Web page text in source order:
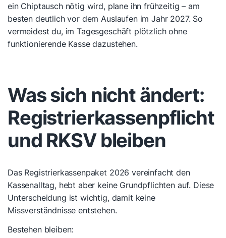
ein Chiptausch nötig wird, plane ihn frühzeitig – am
besten deutlich vor dem Auslaufen im Jahr 2027. So
vermeidest du, im Tagesgeschäft plötzlich ohne
funktionierende Kasse dazustehen.
Was sich nicht ändert:
Registrierkassenpflicht
und RKSV bleiben
Das Registrierkassenpaket 2026 vereinfacht den
Kassenalltag, hebt aber keine Grundpflichten auf. Diese
Unterscheidung ist wichtig, damit keine
Missverständnisse entstehen.
Bestehen bleiben: